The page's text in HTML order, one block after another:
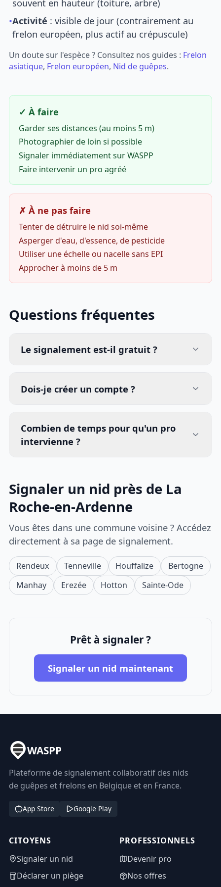
souvent en hauteur (toiture, arbre)
•Activité : visible de jour (contrairement au
frelon européen, plus actif au crépuscule)
Un doute sur l'espèce ? Consultez nos guides : Frelon
asiatique, Frelon européen, Nid de guêpes.
✓ À faire
Garder ses distances (au moins 5 m)
Photographier de loin si possible
Signaler immédiatement sur WASPP
Faire intervenir un pro agréé
✗ À ne pas faire
Tenter de détruire le nid soi-même
Asperger d'eau, d'essence, de pesticide
Utiliser une échelle ou nacelle sans EPI
Approcher à moins de 5 m
Questions fréquentes
Le signalement est-il gratuit ?
Dois-je créer un compte ?
Combien de temps pour qu'un pro
intervienne ?
Signaler un nid près de La
Roche-en-Ardenne
Vous êtes dans une commune voisine ? Accédez
directement à sa page de signalement.
Rendeux Tenneville Houffalize
Bertogne
Manhay
Erezée Hotton Sainte-Ode
Prêt à signaler ?
Signaler un nid maintenant
WASPP
Plateforme de signalement collaboratif des nids
de guêpes et frelons en Belgique et en France.
App Store Google Play
CITOYENS
Signaler un nid
Déclarer un piège
PROFESSIONNELS
Devenir pro
Nos offres